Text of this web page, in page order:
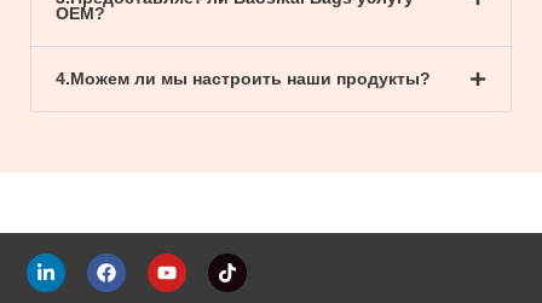
OEM?
4.Можем ли мы настроить наши продукты?
С
с
F
a
Y
o
T
i